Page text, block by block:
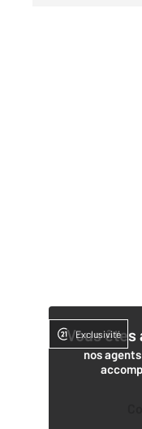
Vous
nos
Exclusivité